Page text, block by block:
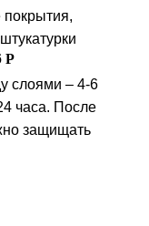
,
Р
слоями – 4-6
часа. После
защищать